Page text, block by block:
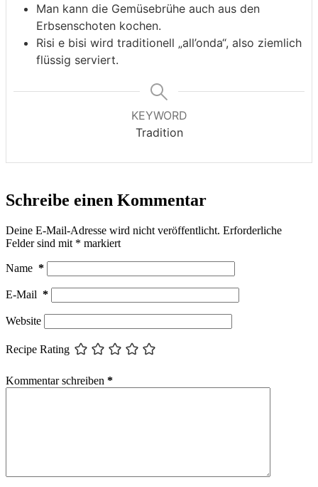
Man kann die Gemüsebrühe auch aus den
Erbsenschoten kochen.
Risi e bisi wird traditionell „all’onda“, also ziemlich
flüssig serviert.
KEYWORD
Tradition
Schreibe einen Kommentar
Deine E-Mail-Adresse wird nicht veröffentlicht. Erforderliche
Felder sind mit * markiert
Name *
E-Mail *
Website
Recipe Rating
Kommentar schreiben *